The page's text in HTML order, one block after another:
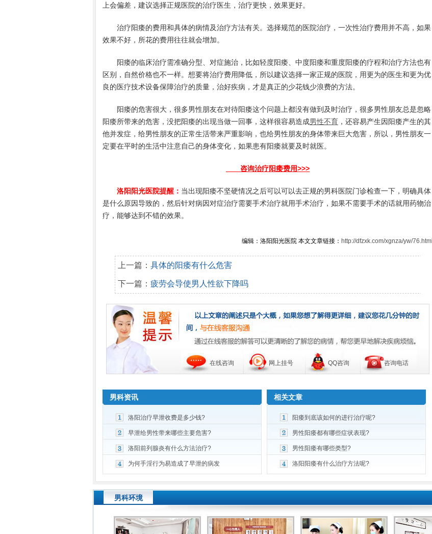
上会偏差，建议选择正规医院的治疗医生，治疗更快，效果更好。
治疗阳痿的费用和具体的病情及治疗方法有关。选择规范的医院治疗，一次性治疗费用并不高，如果
效果不好，所花的费用往往就会增加。
阳痿的临床治疗需准确分型、对症施治，比如轻度阳痿、中度阳痿和重度阳痿的疗程和治疗方法也有
区别，自然价格也不一样。想要将治疗费用降低，所以建议选择一家正规的医院，用更为的医生和更为优
良的医疗技术设备保障治疗的质量，治好疾病，才是真正的少花钱少浪费的方法。
阳痿的危害很大，很多男性朋友在对待阳痿这个问题上都没有做到及时治疗，很多男性朋友总是忽略
阳痿所带来的危害，没把阳痿的出现当做一回事，这样很容易造成男性不育 ，还容易产生因阳痿产生的其
他并发症，给男性朋友的正常生活带来严重影响，也给男性朋友的身体带来巨大危害，所以，男性朋友一
定要在平时的生活中注意自己的身体变化，如果患有阳痿就要及时就医。
咨询治疗阳痿费用>>>
洛阳阳光医院提醒： 当出现阳痿不坚硬情况之后可以可以去正规的男科医院门诊检查一下，明确具体
是什么原因导致的，然后针对病因对症治疗需要手术治疗就用手术治疗，如果不需要手术的话就用药物治
疗，能够达到不错的效果。
编辑：洛阳阳光医院 本文文章链接： http://dfzxk.com/xgnza/yw/76.html
上一篇： 具体的阳痿有什么危害
下一篇： 疲劳会导使男人性欲下降吗
在线咨询 网上挂号 QQ咨询 咨询电话
男科资讯
洛阳治疗早泄收费是多少钱?
早泄给男性带来哪些主要危害?
洛阳前列腺炎有什么方法治疗?
为何手淫行为易造成了早泄的病发
相关文章
阳痿到底该如何的进行治疗呢?
男性阳痿都有哪些症状表现?
男性阳痿有哪些类型?
洛阳阳痿有什么治疗方法呢?
男科环境